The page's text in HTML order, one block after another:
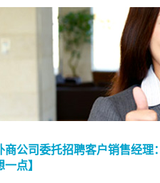
公司委托招聘客户销售经理：
点】